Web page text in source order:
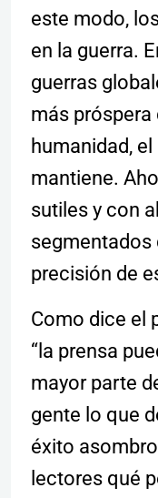
este modo,
en la guerra.
guerras
más próspera
humanidad,
mantiene.
sutiles y con
segmentados
precisión de
Como dice el
“la prensa
mayor parte
gente lo que
éxito
lectores qué